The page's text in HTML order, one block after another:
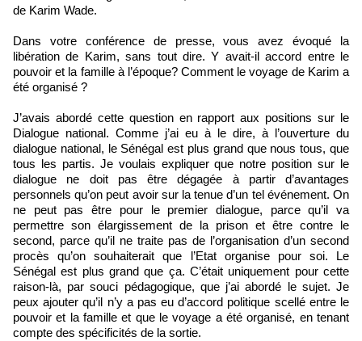
de Karim Wade.
Dans votre conférence de presse, vous avez évoqué la
libération de Karim, sans tout dire. Y avait-il accord entre le
pouvoir et la famille à l’époque? Comment le voyage de Karim a
été organisé ?
J’avais abordé cette question en rapport aux positions sur le
Dialogue national. Comme j’ai eu à le dire, à l’ouverture du
dialogue national, le Sénégal est plus grand que nous tous, que
tous les partis. Je voulais expliquer que notre position sur le
dialogue ne doit pas être dégagée à partir d’avantages
personnels qu’on peut avoir sur la tenue d’un tel événement. On
ne peut pas être pour le premier dialogue, parce qu’il va
permettre son élargissement de la prison et être contre le
second, parce qu’il ne traite pas de l’organisation d’un second
procès qu’on souhaiterait que l’Etat organise pour soi. Le
Sénégal est plus grand que ça. C’était uniquement pour cette
raison-là, par souci pédagogique, que j’ai abordé le sujet. Je
peux ajouter qu’il n’y a pas eu d’accord politique scellé entre le
pouvoir et la famille et que le voyage a été organisé, en tenant
compte des spécificités de la sortie.